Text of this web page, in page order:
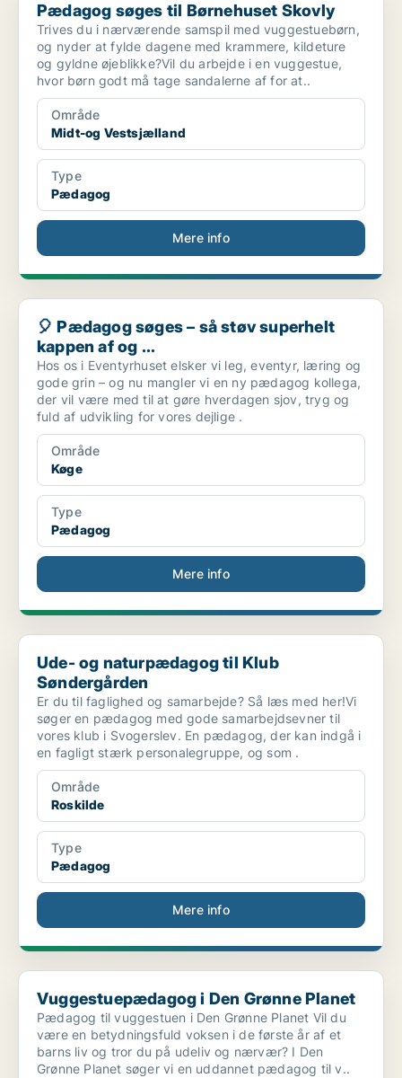
Pædagog søges til Børnehuset Skovly
Trives du i nærværende samspil med vuggestuebørn,
og nyder at fylde dagene med krammere, kildeture
og gyldne øjeblikke?Vil du arbejde i en vuggestue,
hvor børn godt må tage sandalerne af for at..
Område
Midt-og Vestsjælland
Type
Pædagog
Mere info
🎈 Pædagog søges – så støv superhelt kappen af og ...
🎈 Pædagog søges – så støv superhelt
kappen af og ...
Hos os i Eventyrhuset elsker vi leg, eventyr, læring og
gode grin – og nu mangler vi en ny pædagog kollega,
der vil være med til at gøre hverdagen sjov, tryg og
fuld af udvikling for vores dejlige .
Område
Køge
Type
Pædagog
Mere info
Ude- og naturpædagog til Klub Søndergården
Ude- og naturpædagog til Klub
Søndergården
Er du til faglighed og samarbejde? Så læs med her!Vi
søger en pædagog med gode samarbejdsevner til
vores klub i Svogerslev. En pædagog, der kan indgå i
en fagligt stærk personalegruppe, og som .
Område
Roskilde
Type
Pædagog
Mere info
Vuggestuepædagog i Den Grønne Planet
Vuggestuepædagog i Den Grønne Planet
Pædagog til vuggestuen i Den Grønne Planet Vil du
være en betydningsfuld voksen i de første år af et
barns liv og tror du på udeliv og nærvær? I Den
Grønne Planet søger vi en uddannet pædagog til v..